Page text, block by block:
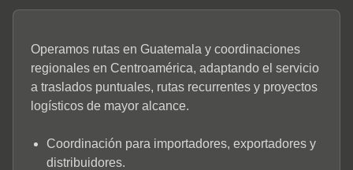
Operamos rutas en Guatemala y coordinaciones
regionales en Centroamérica, adaptando el servicio
a traslados puntuales, rutas recurrentes y proyectos
logísticos de mayor alcance.
Coordinación para importadores, exportadores y
distribuidores.